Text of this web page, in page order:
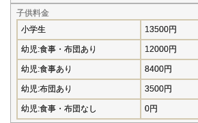
子供料金
小学生
13500円
幼児:食事・布団あり 12000円
幼児:食事あり 8400円
幼児:布団あり 3500円
幼児:食事・布団なし 0円